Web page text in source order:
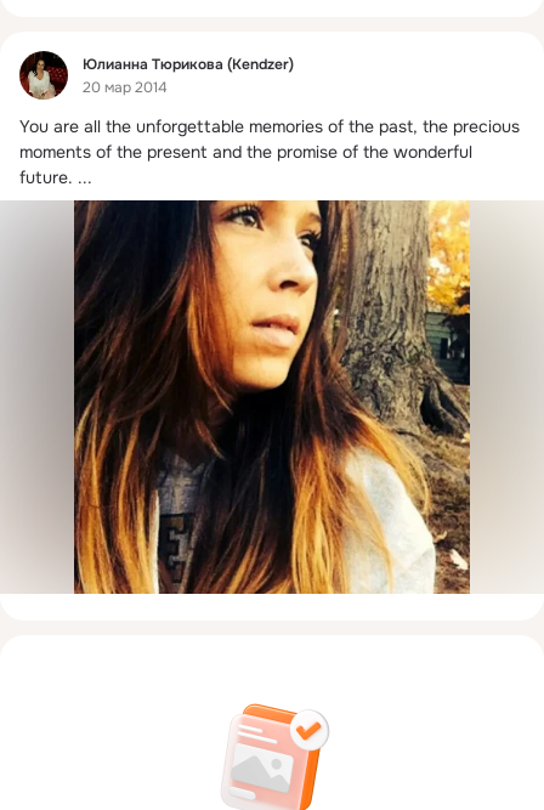
Фид
Юлианна Тюрикова (Kendzer)
20 мар 2014
You are all the unforgettable memories of the past, the precious
moments of the present and the promise of the wonderful
future. ...